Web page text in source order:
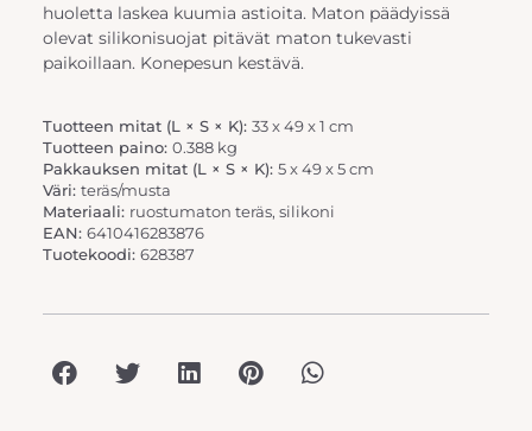
huoletta laskea kuumia astioita. Maton päädyissä
olevat silikonisuojat pitävät maton tukevasti
paikoillaan. Konepesun kestävä.
Tuotteen mitat (L × S × K): 33 x 49 x 1 cm
Tuotteen paino: 0.388 kg
Pakkauksen mitat (L × S × K): 5 x 49 x 5 cm
Väri: teräs/musta
Materiaali: ruostumaton teräs, silikoni
EAN: 6410416283876
Tuotekoodi: 628387